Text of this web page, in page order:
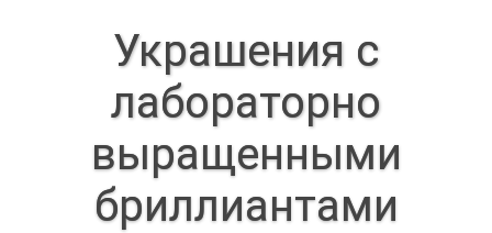
Украшения с
лабораторно
выращенными
бриллиантами